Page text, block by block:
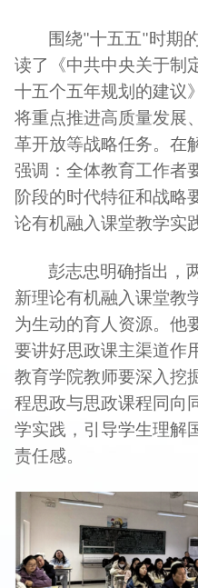
围绕"十五五" 时期
读了《中共中央关于制
十五个五年规划的建议
将重点推进高质量发展
革开放等战略任务。在
强调： 全体教育工作者
阶段的时代特征和战略
论有机融入课堂教学实
彭志忠明确指出，
新理论有机融入课堂教
为生动的育人资源。他
要讲好思政课主渠道作
教育学院教师要深入挖
程思政与思政课程同向
学实践，引导学生理解
责任感。